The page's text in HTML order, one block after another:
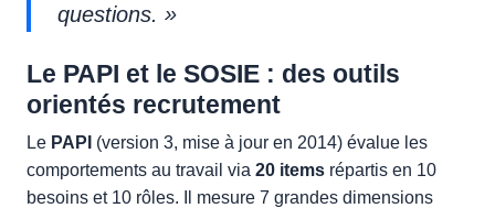
questions. »
Le PAPI et le SOSIE : des outils
orientés recrutement
Le PAPI (version 3, mise à jour en 2014) évalue les
comportements au travail via 20 items répartis en 10
besoins et 10 rôles. Il mesure 7 grandes dimensions